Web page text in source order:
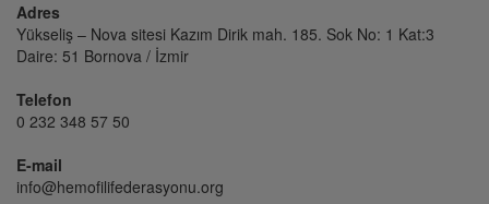
Adres
Yükseliş – Nova sitesi Kazım Dirik mah. 185. Sok No: 1 Kat:3
Daire: 51 Bornova / İzmir
Telefon
0 232 348 57 50
E-mail
info@hemofilifederasyonu.org